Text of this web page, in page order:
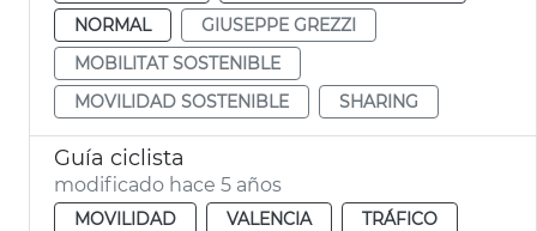
NORMAL
GIUSEPPE GREZZI
MOBILITAT SOSTENIBLE
MOVILIDAD SOSTENIBLE
SHARING
Guía ciclista
modificado hace 5 años
MOVILIDAD VALENCIA
TRÁFICO